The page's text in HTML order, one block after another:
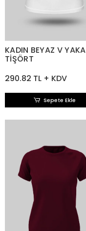
KADIN BEYAZ V YAKA
TİŞÖRT
290.82 TL + KDV
Sepete Ekle